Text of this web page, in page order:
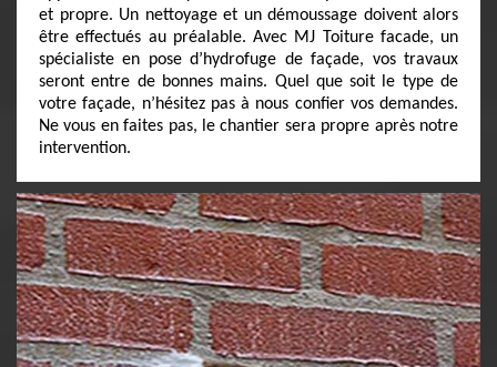
et propre. Un nettoyage et un démoussage doivent alors
être effectués au préalable. Avec MJ Toiture facade, un
spécialiste en pose d’hydrofuge de façade, vos travaux
seront entre de bonnes mains. Quel que soit le type de
votre façade, n’hésitez pas à nous confier vos demandes.
Ne vous en faites pas, le chantier sera propre après notre
intervention.